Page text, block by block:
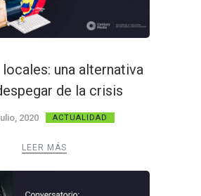
una alternativa
de la crisis
2020 ACTUALIDAD
LEER MÁS